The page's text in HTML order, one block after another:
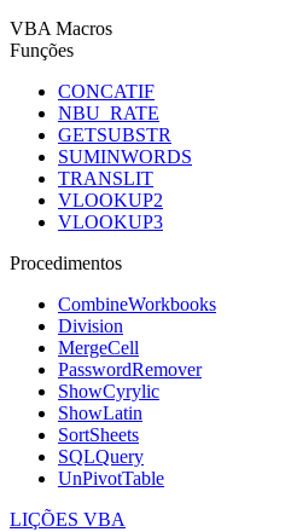
VBA Macros
Funções
CONCATIF
NBU_RATE
GETSUBSTR
SUMINWORDS
TRANSLIT
VLOOKUP2
VLOOKUP3
Procedimentos
CombineWorkbooks
Division
MergeCell
PasswordRemover
ShowCyrylic
ShowLatin
SortSheets
SQLQuery
UnPivotTable
LIÇÕES VBA